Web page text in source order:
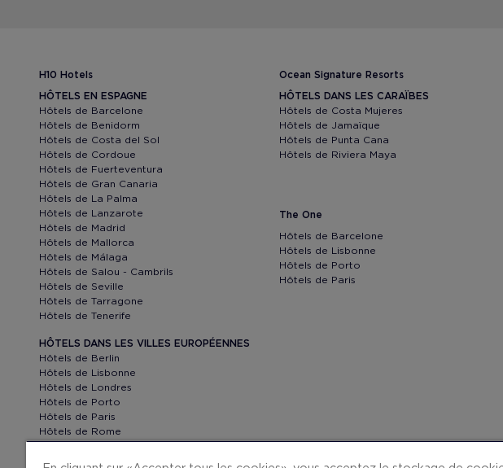
H10 Hotels
HÔTELS EN ESPAGNE
Hôtels de Barcelone
Hôtels de Benidorm
Hôtels de Costa del Sol
Hôtels de Cordoue
Hôtels de Fuerteventura
Hôtels de Gran Canaria
Hôtels de La Palma
Hôtels de Lanzarote
Hôtels de Madrid
Hôtels de Mallorca
Hôtels de Málaga
Hôtels de Salou - Cambrils
Hôtels de Seville
Hôtels de Tarragone
Hôtels de Tenerife
HÔTELS DANS LES VILLES EUROPÉENNES
Hôtels de Berlin
Hôtels de Lisbonne
Hôtels de Londres
Hôtels de Porto
Hôtels de Paris
Hôtels de Rome
Hôtels de Venise
Ocean Signature Resorts
HÔTELS DANS LES CARAÏBES
Hôtels de Costa Mujeres
Hôtels de Jamaïque
Hôtels de Punta Cana
Hôtels de Riviera Maya
The One
Hôtels de Barcelone
Hôtels de Lisbonne
Hôtels de Porto
Hôtels de Paris